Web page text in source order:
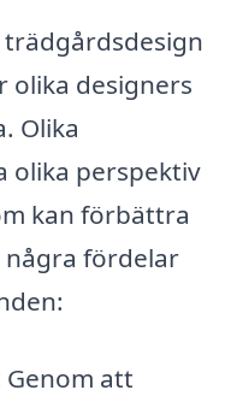
olika designers
Olika
olika perspektiv
kan förbättra
fördelar
Genom att